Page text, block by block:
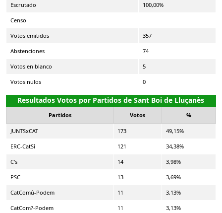
Escrutado 100,00%
Censo
Votos emitidos 357
Abstenciones 74
Votos en blanco 5
Votos nulos 0
Resultados Votos por Partidos de Sant Boi de Lluçanès
Partidos Votos %
JUNTSxCAT 173 49,15%
ERC-CatSí 121 34,38%
C's 14 3,98%
PSC 13 3,69%
CatComú-Podem 11 3,13%
CatCom?-Podem 11 3,13%